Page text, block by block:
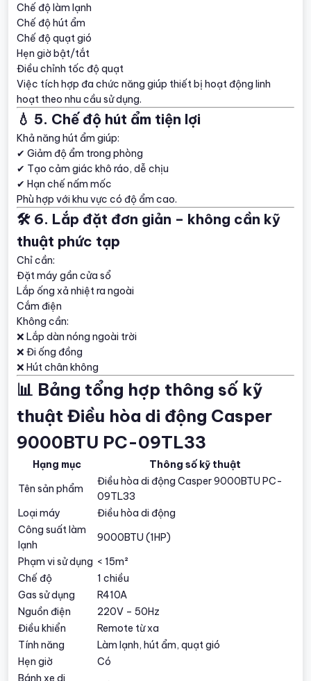
Chế độ làm lạnh
Chế độ hút ẩm
Chế độ quạt gió
Hẹn giờ bật/tắt
Điều chỉnh tốc độ quạt
Việc tích hợp đa chức năng giúp thiết bị hoạt động linh
hoạt theo nhu cầu sử dụng.
💧 5. Chế độ hút ẩm tiện lợi
Khả năng hút ẩm giúp:
✔ Giảm độ ẩm trong phòng
✔ Tạo cảm giác khô ráo, dễ chịu
✔ Hạn chế nấm mốc
Phù hợp với khu vực có độ ẩm cao.
🛠️ 6. Lắp đặt đơn giản – không cần kỹ
thuật phức tạp
Chỉ cần:
Đặt máy gần cửa sổ
Lắp ống xả nhiệt ra ngoài
Cắm điện
Không cần:
❌ Lắp dàn nóng ngoài trời
❌ Đi ống đồng
❌ Hút chân không
📊 Bảng tổng hợp thông số kỹ
thuật Điều hòa di động Casper
9000BTU PC-09TL33
Hạng mục
Thông số kỹ thuật
Tên sản phẩm
Điều hòa di động Casper 9000BTU PC-
09TL33
Loại máy
Điều hòa di động
Công suất làm
lạnh
9000BTU (1HP)
Phạm vi sử dụng < 15m²
Chế độ
1 chiều
Gas sử dụng
R410A
Nguồn điện
220V – 50Hz
Điều khiển
Remote từ xa
Tính năng
Làm lạnh, hút ẩm, quạt gió
Hẹn giờ
Có
Bánh xe di